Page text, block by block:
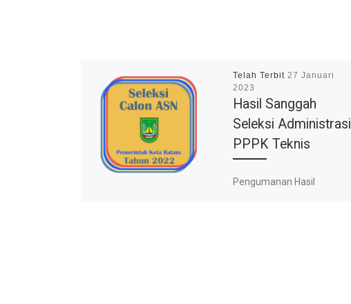
Telah Terbit27 Januari
2023
Hasil Sanggah
Seleksi Administrasi
PPPK Teknis
Pengumanan Hasil